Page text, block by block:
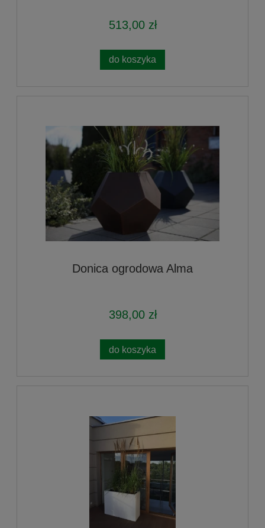
513,00 zł
do koszyka
Donica ogrodowa Alma
398,00 zł
do koszyka